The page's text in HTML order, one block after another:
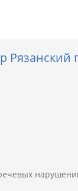
Рязанский